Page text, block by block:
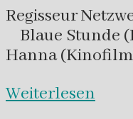
Regisseur
Blaue Stunde
Hanna
Weiterlesen